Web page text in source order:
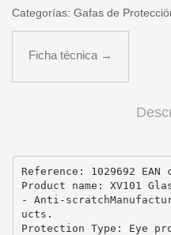
Categorías: Gafas de
Ficha técnica →
Reference: 1029692 EAN
Product name: XV101
- Anti-
ucts.
Protection Type: Eye